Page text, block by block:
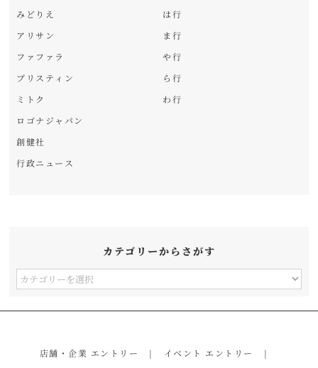
みどりえ
アリサン
ファファラ
プリスティン
ミトク
ロゴナジャパン
創健社
行政ニュース
は行
ま行
や行
ら行
わ行
カテゴリーからさがす
カ
店舗・企業 エントリー イベント エントリー